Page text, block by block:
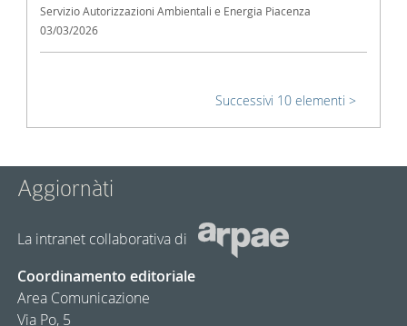
Servizio Autorizzazioni Ambientali e Energia Piacenza
03/03/2026
Successivi 10 elementi
Aggiornàti
La intranet collaborativa di
Coordinamento editoriale
Area Comunicazione
Via Po, 5